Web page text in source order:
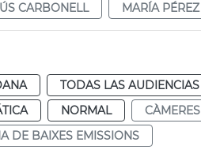
CARBONELL MARÍA PÉREZ
TODAS LAS AUDIENCIAS
NORMAL CÀMERES
DE BAIXES EMISSIONS